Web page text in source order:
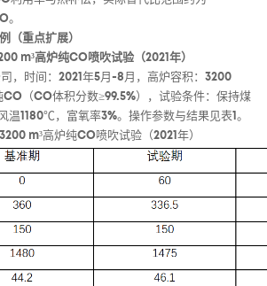
。
（重点扩展）
m³高炉纯CO喷吹试验（2021年）
，时间：2021年5月-8月，高炉容积：3200
CO（CO体积分数≥99.5%），试验条件：保持煤
1180℃，富氧率3%。操作参数与结果见表1。
m³高炉纯CO喷吹试验（2021年）